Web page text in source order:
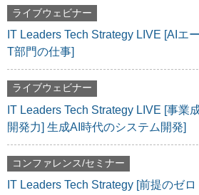
ライブウェビナー
IT Leaders Tech Strategy LIVE [AIエ
T部門の仕事]
ライブウェビナー
IT Leaders Tech Strategy LIVE [事業
開発力] 生成AI時代のシステム開発]
コンファレンス/セミナー
IT Leaders Tech Strategy [前提のゼ